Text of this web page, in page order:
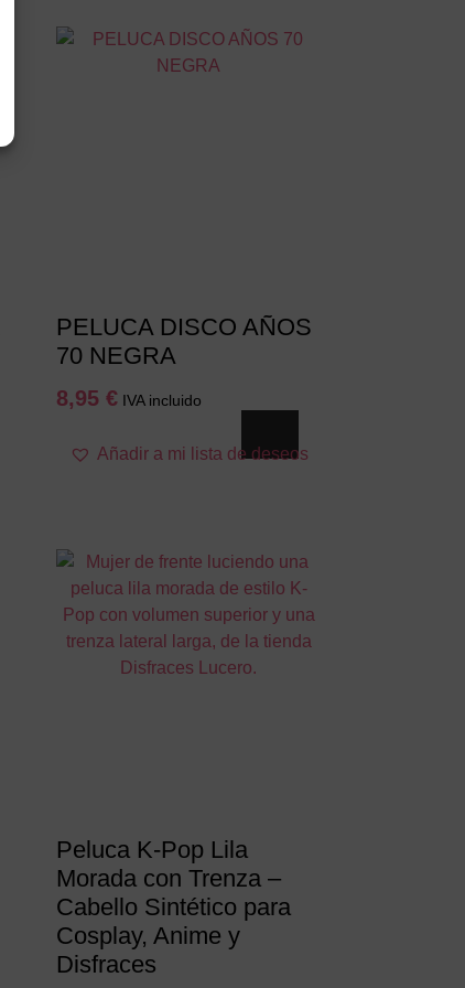
PELUCA DISCO AÑOS
70 NEGRA
8,95 € IVA incluido
Añadir a mi lista de deseos
Peluca K-Pop Lila
Morada con Trenza –
Cabello Sintético para
Cosplay, Anime y
Disfraces